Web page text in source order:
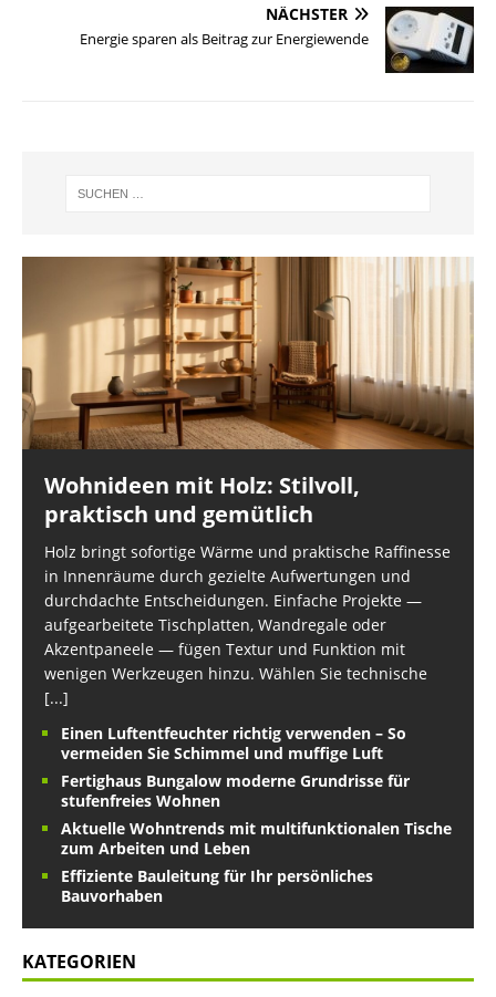
NÄCHSTER
Energie sparen als Beitrag zur Energiewende
Wohnideen mit Holz: Stilvoll,
praktisch und gemütlich
Holz bringt sofortige Wärme und praktische Raffinesse
in Innenräume durch gezielte Aufwertungen und
durchdachte Entscheidungen. Einfache Projekte —
aufgearbeitete Tischplatten, Wandregale oder
Akzentpaneele — fügen Textur und Funktion mit
wenigen Werkzeugen hinzu. Wählen Sie technische
[...]
Einen Luftentfeuchter richtig verwenden – So
vermeiden Sie Schimmel und muffige Luft
Fertighaus Bungalow moderne Grundrisse für
stufenfreies Wohnen
Aktuelle Wohntrends mit multifunktionalen Tische
zum Arbeiten und Leben
Effiziente Bauleitung für Ihr persönliches
Bauvorhaben
KATEGORIEN